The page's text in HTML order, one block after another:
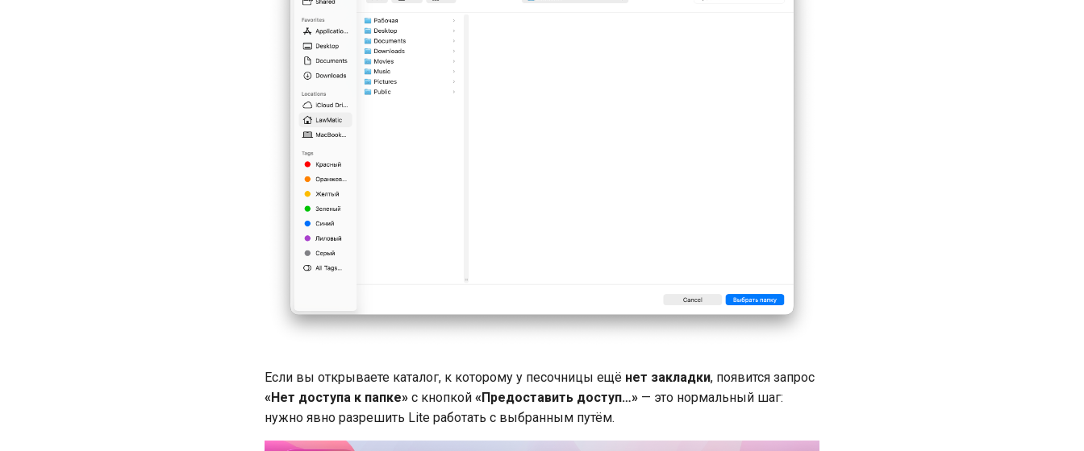
Если вы открываете каталог, к которому у песочницы ещё нет закладки, появится запрос
«Нет доступа к папке» с кнопкой «Предоставить доступ…» — это нормальный шаг:
нужно явно разрешить Lite работать с выбранным путём.